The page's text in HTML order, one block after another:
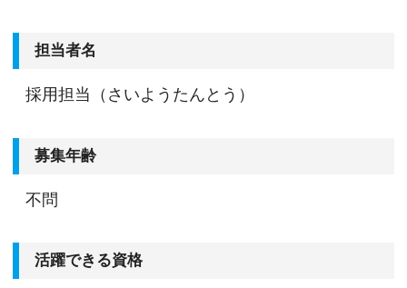
担当者名
採用担当（さいようたんとう）
募集年齢
不問
活躍できる資格